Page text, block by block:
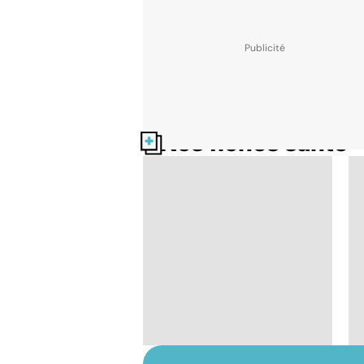
Nos fiches santé